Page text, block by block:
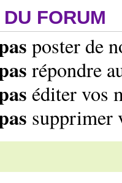
FORUM
poster de
répondre
éditer vos
supprimer